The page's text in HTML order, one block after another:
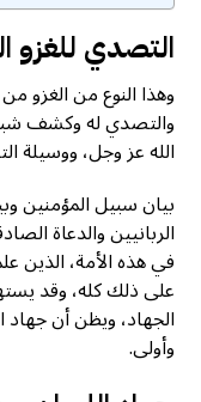
التصدي للغزو
وهذا النوع من الغزو
والتصدي له وکشف
الله عز وجل، ووسيلة
بيان سبيل المؤمنين
الربانيين والدعاة
في هذه الأمة، الذين
على ذلك كله، وقد
الجهاد، ويظن أن جهاد
وأولى.